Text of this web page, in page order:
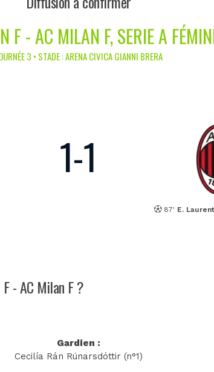
F - AC MILAN F, SERIE A
3 • STADE : ARENA CIVICA GIANNI BRERA
1-1
87' E.
- AC Milan F ?
Gardien :
Cecilía Rán Rúnarsdóttir (n°1)